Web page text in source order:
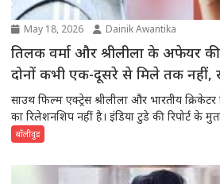
May 18, 2026 Dainik Awantika
तिलक वर्मा और श्रीलीला के अफेयर
दोनों कभी एक-दूसरे से मिले तक नहीं,
रही अफवाहें
साउथ फिल्म एक्ट्रेस श्रीलीला और भारतीय
का रिलेशनशिप नहीं है। इंडिया टुडे की रिपोर्ट के
इस बात की पुष्टि की है। दरअसल पिछले की दिनों से
बॉलीवुड